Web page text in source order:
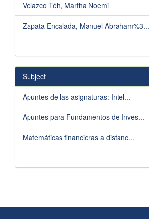
Velazco Téh, Martha Noemi
Zapata Encalada, Manuel Abraham%3...
Subject
Apuntes de las asignaturas: Intel...
Apuntes para Fundamentos de Inves...
Matemáticas financieras a distanc...